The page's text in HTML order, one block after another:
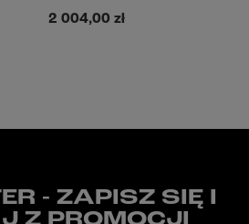
2 004,00 zł
- ZAPISZ SIĘ I